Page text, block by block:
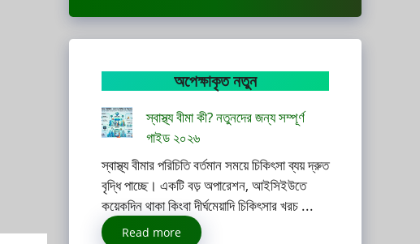
অপেক্ষাকৃত নতুন
স্বাস্থ্য বীমা কী? নতুনদের জন্য সম্পূর্ণ
গাইড ২০২৬
স্বাস্থ্য বীমার পরিচিতি বর্তমান সময়ে চিকিৎসা ব্যয় দ্রুত
বৃদ্ধি পাচ্ছে। একটি বড় অপারেশন, আইসিইউতে
কয়েকদিন থাকা কিংবা দীর্ঘমেয়াদি চিকিৎসার খরচ ...
Read more